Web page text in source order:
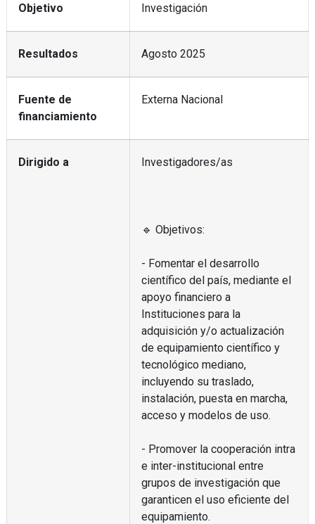
Objetivo Investigación
Resultados Agosto 2025
Fuente de
financiamiento
Externa Nacional
Dirigido a Investigadores/as
🔹 Objetivos:
- Fomentar el desarrollo
científico del país, mediante el
apoyo financiero a
Instituciones para la
adquisición y/o actualización
de equipamiento científico y
tecnológico mediano,
incluyendo su traslado,
instalación, puesta en marcha,
acceso y modelos de uso.
- Promover la cooperación intra
e inter-institucional entre
grupos de investigación que
garanticen el uso eficiente del
equipamiento.